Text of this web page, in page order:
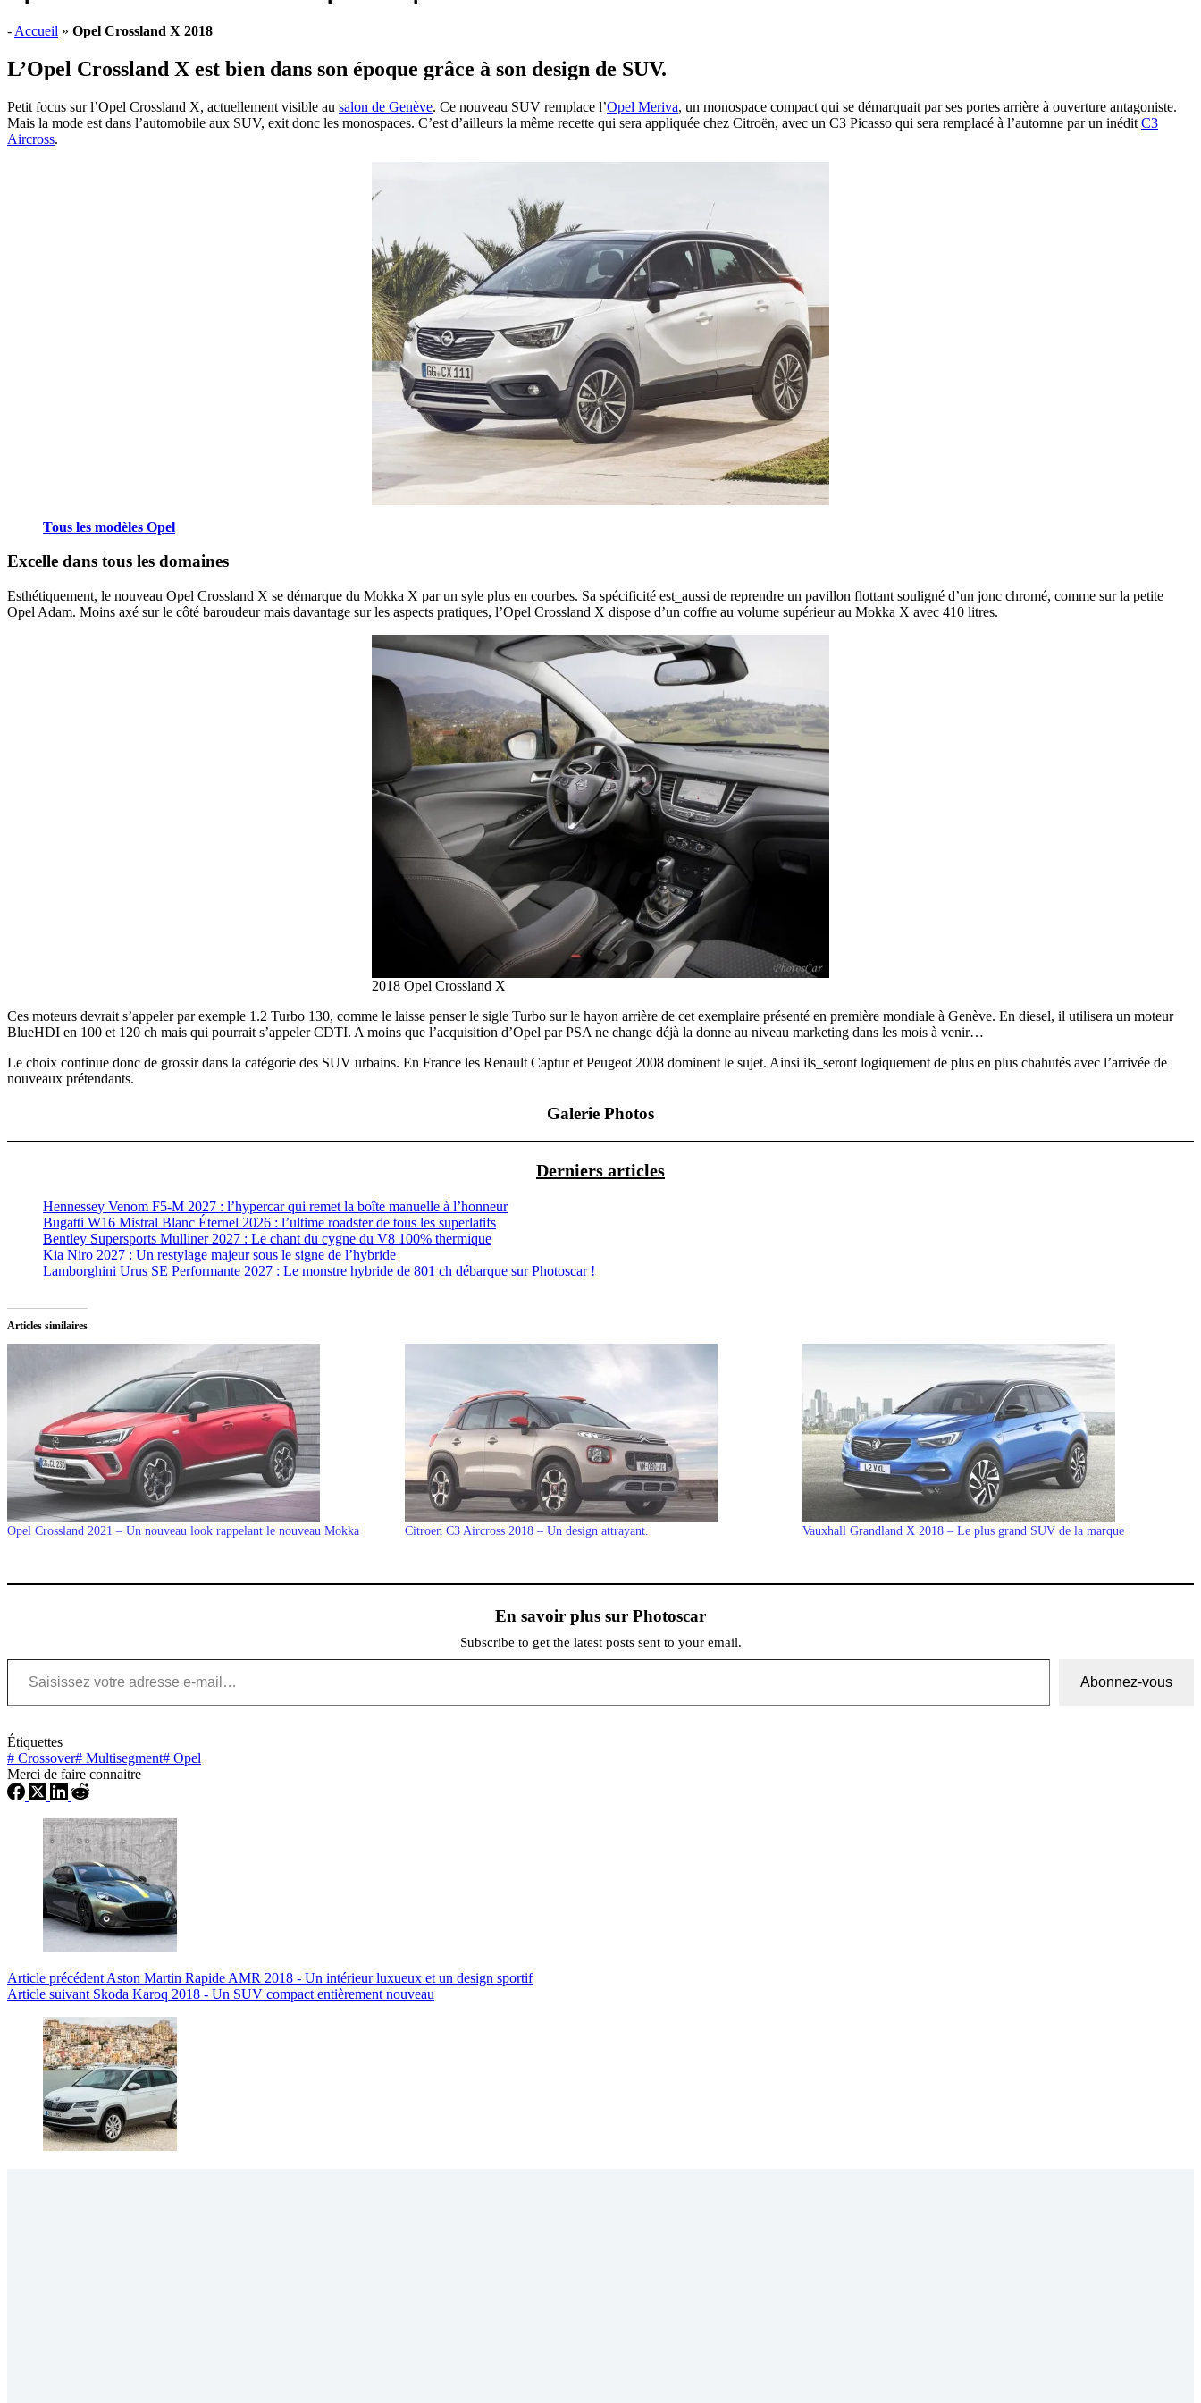
- Accueil » Opel Crossland X 2018
L’Opel Crossland X est bien dans son époque grâce à son design de SUV.
Petit focus sur l’Opel Crossland X, actuellement visible au salon de Genève. Ce nouveau SUV remplace l’Opel Meriva, un monospace compact qui se démarquait par ses portes arrière à ouverture antagoniste.
Mais la mode est dans l’automobile aux SUV, exit donc les monospaces. C’est d’ailleurs la même recette qui sera appliquée chez Citroën, avec un C3 Picasso qui sera remplacé à l’automne par un inédit C3
Aircross.
Tous les modèles Opel
Excelle dans tous les domaines
Esthétiquement, le nouveau Opel Crossland X se démarque du Mokka X par un syle plus en courbes. Sa spécificité est_aussi de reprendre un pavillon flottant souligné d’un jonc chromé, comme sur la petite
Opel Adam. Moins axé sur le côté baroudeur mais davantage sur les aspects pratiques, l’Opel Crossland X dispose d’un coffre au volume supérieur au Mokka X avec 410 litres.
2018 Opel Crossland X
Ces moteurs devrait s’appeler par exemple 1.2 Turbo 130, comme le laisse penser le sigle Turbo sur le hayon arrière de cet exemplaire présenté en première mondiale à Genève. En diesel, il utilisera un moteur
BlueHDI en 100 et 120 ch mais qui pourrait s’appeler CDTI. A moins que l’acquisition d’Opel par PSA ne change déjà la donne au niveau marketing dans les mois à venir…
Le choix continue donc de grossir dans la catégorie des SUV urbains. En France les Renault Captur et Peugeot 2008 dominent le sujet. Ainsi ils_seront logiquement de plus en plus chahutés avec l’arrivée de
nouveaux prétendants.
Galerie Photos
Derniers articles
Hennessey Venom F5-M 2027 : l’hypercar qui remet la boîte manuelle à l’honneur
Bugatti W16 Mistral Blanc Éternel 2026 : l’ultime roadster de tous les superlatifs
Bentley Supersports Mulliner 2027 : Le chant du cygne du V8 100% thermique
Kia Niro 2027 : Un restylage majeur sous le signe de l’hybride
Lamborghini Urus SE Performante 2027 : Le monstre hybride de 801 ch débarque sur Photoscar !
Articles similaires
Opel Crossland 2021 – Un nouveau look rappelant le nouveau Mokka Citroen C3 Aircross 2018 – Un design attrayant. Vauxhall Grandland X 2018 – Le plus grand SUV de la marque
En savoir plus sur Photoscar
Subscribe to get the latest posts sent to your email.
Saisissez votre adresse e-mail…
Abonnez-vous
Étiquettes
# Crossover# Multisegment# Opel
Merci de faire connaitre
Article précédent Aston Martin Rapide AMR 2018 - Un intérieur luxueux et un design sportif
Article suivant Skoda Karoq 2018 - Un SUV compact entièrement nouveau